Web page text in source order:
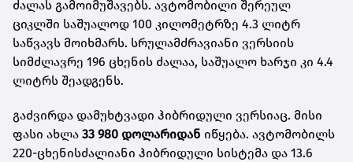
ძალას გამოიმუშავებს. ავტომობილი შერეულ
ციკლში საშუალოდ 100 კილომეტრზე 4.3 ლიტრ
საწვავს მოიხმარს. სრულამძრავიანი ვერსიის
სიმძლავრე 196 ცხენის ძალაა, საშუალო ხარჯი კი 4.4
ლიტრს შეადგენს.
გაძვირდა დამუხტვადი ჰიბრიდული ვერსიაც. მისი
ფასი ახლა 33 980 დოლარიდან იწყება. ავტომობილს
220-ცხენისძალიანი ჰიბრიდული სისტემა და 13.6